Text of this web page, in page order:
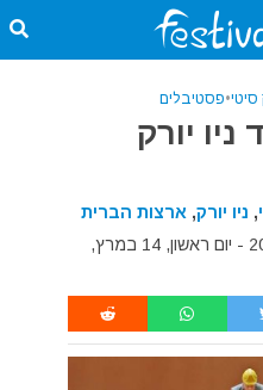
סיטי•פסטיבלים
יורק
, ניו יורק, ארצות הברית
יום שבת, 13 במרץ, 2027 - יום ראשון, 14 במרץ,